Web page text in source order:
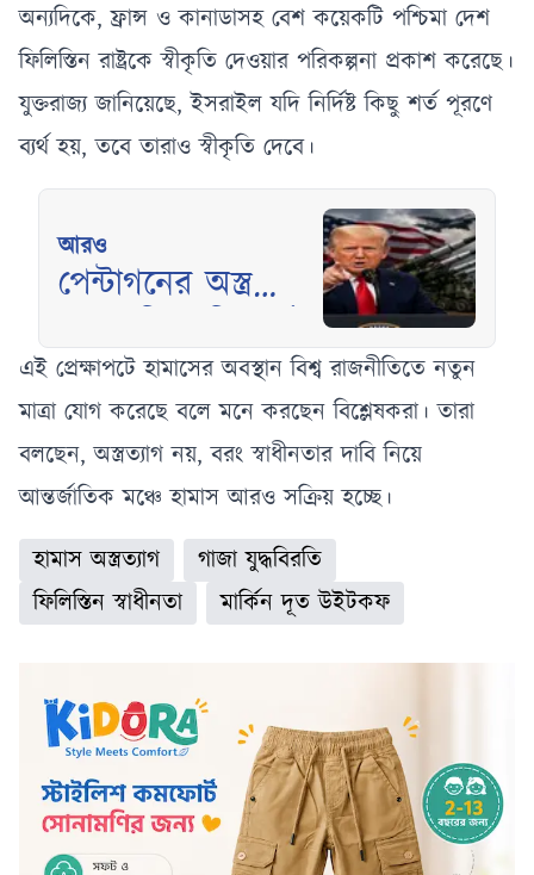
অন্যদিকে, ফ্রান্স ও কানাডাসহ বেশ কয়েকটি পশ্চিমা দেশ
ফিলিস্তিন রাষ্ট্রকে স্বীকৃতি দেওয়ার পরিকল্পনা প্রকাশ করেছে।
যুক্তরাজ্য জানিয়েছে, ইসরাইল যদি নির্দিষ্ট কিছু শর্ত পূরণে
ব্যর্থ হয়, তবে তারাও স্বীকৃতি দেবে।
আরও
পেন্টাগনের অস্ত্র
মুখ খুললেন ট্রাম্প
এই প্রেক্ষাপটে হামাসের অবস্থান বিশ্ব রাজনীতিতে নতুন
মাত্রা যোগ করেছে বলে মনে করছেন বিশ্লেষকরা। তারা
বলছেন, অস্ত্রত্যাগ নয়, বরং স্বাধীনতার দাবি নিয়ে
আন্তর্জাতিক মঞ্চে হামাস আরও সক্রিয় হচ্ছে।
হামাস অস্ত্রত্যাগ
গাজা যুদ্ধবিরতি
ফিলিস্তিন স্বাধীনতা
মার্কিন দূত উইটকফ